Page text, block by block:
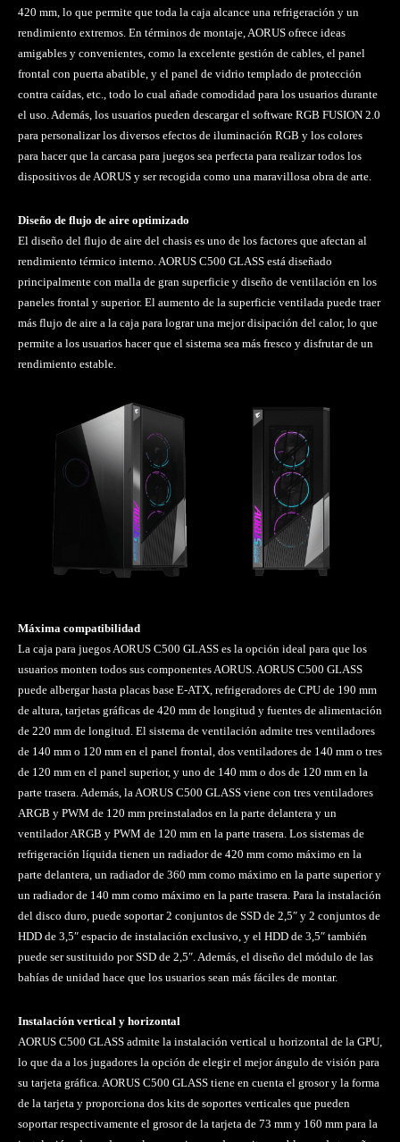
420 mm, lo que permite que toda la caja alcance una refrigeración y un
rendimiento extremos. En términos de montaje, AORUS ofrece ideas
amigables y convenientes, como la excelente gestión de cables, el panel
frontal con puerta abatible, y el panel de vidrio templado de protección
contra caídas, etc., todo lo cual añade comodidad para los usuarios durante
el uso. Además, los usuarios pueden descargar el software RGB FUSION 2.0
para personalizar los diversos efectos de iluminación RGB y los colores
para hacer que la carcasa para juegos sea perfecta para realizar todos los
dispositivos de AORUS y ser recogida como una maravillosa obra de arte.
Diseño de flujo de aire optimizado
El diseño del flujo de aire del chasis es uno de los factores que afectan al
rendimiento térmico interno. AORUS C500 GLASS está diseñado
principalmente con malla de gran superficie y diseño de ventilación en los
paneles frontal y superior. El aumento de la superficie ventilada puede traer
más flujo de aire a la caja para lograr una mejor disipación del calor, lo que
permite a los usuarios hacer que el sistema sea más fresco y disfrutar de un
rendimiento estable.
Máxima compatibilidad
La caja para juegos AORUS C500 GLASS es la opción ideal para que los
usuarios monten todos sus componentes AORUS. AORUS C500 GLASS
puede albergar hasta placas base E-ATX, refrigeradores de CPU de 190 mm
de altura, tarjetas gráficas de 420 mm de longitud y fuentes de alimentación
de 220 mm de longitud. El sistema de ventilación admite tres ventiladores
de 140 mm o 120 mm en el panel frontal, dos ventiladores de 140 mm o tres
de 120 mm en el panel superior, y uno de 140 mm o dos de 120 mm en la
parte trasera. Además, la AORUS C500 GLASS viene con tres ventiladores
ARGB y PWM de 120 mm preinstalados en la parte delantera y un
ventilador ARGB y PWM de 120 mm en la parte trasera. Los sistemas de
refrigeración líquida tienen un radiador de 420 mm como máximo en la
parte delantera, un radiador de 360 mm como máximo en la parte superior y
un radiador de 140 mm como máximo en la parte trasera. Para la instalación
del disco duro, puede soportar 2 conjuntos de SSD de 2,5″ y 2 conjuntos de
HDD de 3,5″ espacio de instalación exclusivo, y el HDD de 3,5″ también
puede ser sustituido por SSD de 2,5″. Además, el diseño del módulo de las
bahías de unidad hace que los usuarios sean más fáciles de montar.
Instalación vertical y horizontal
AORUS C500 GLASS admite la instalación vertical u horizontal de la GPU,
lo que da a los jugadores la opción de elegir el mejor ángulo de visión para
su tarjeta gráfica. AORUS C500 GLASS tiene en cuenta el grosor y la forma
de la tarjeta y proporciona dos kits de soportes verticales que pueden
soportar respectivamente el grosor de la tarjeta de 73 mm y 160 mm para la